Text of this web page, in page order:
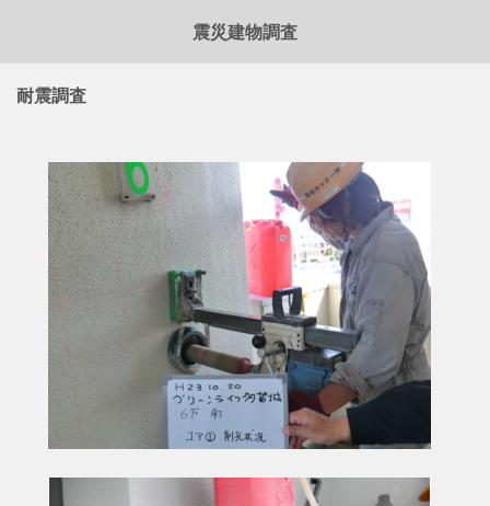
震災建物調査
耐震調査